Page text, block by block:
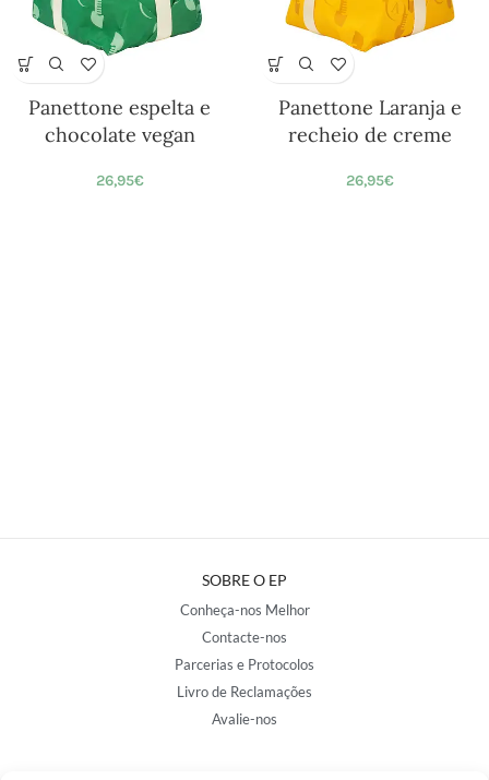
Panettone espelta e
chocolate vegan
26,95€
Panettone Laranja e
recheio de creme
26,95€
SOBRE O EP
Conheça-nos Melhor
Contacte-nos
Parcerias e Protocolos
Livro de Reclamações
Avalie-nos